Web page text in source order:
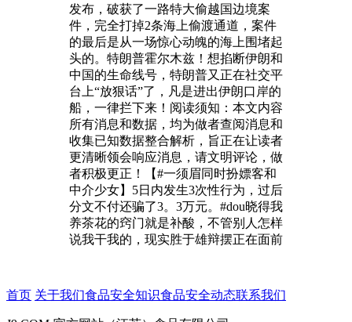
发布，破获了一路特大偷越国边境案
件，完全打掉2条海上偷渡通道，案件
的最后是从一场惊心动魄的海上围堵起
头的。特朗普霍尔木兹！想掐断伊朗和
中国的生命线号，特朗普又正在社交平
台上“放狠话”了，凡是进出伊朗口岸的
船，一律拦下来！阅读须知：本文内容
所有消息和数据，均为做者查阅消息和
收集已知数据整合解析，旨正在让读者
更清晰领会响应消息，请文明评论，做
者积极更正！【#一须眉同时扮嫖客和
中介少女】5日内发生3次性行为，过后
分文不付还骗了3。3万元。#dou晓得我
养茶花的窍门就是补酸，不管别人怎样
说我干我的，现实胜于雄辩摆正在面前
首页 关于我们食品安全知识食品安全动态联系我们